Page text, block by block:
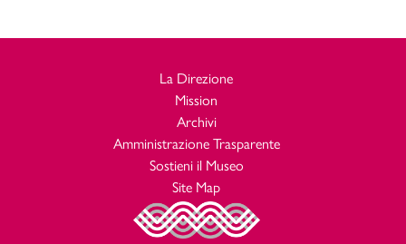
La Direzione
Mission
Archivi
Amministrazione Trasparente
Sostieni il Museo
Site Map